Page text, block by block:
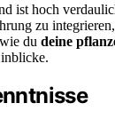
ist hoch
zu
du deine